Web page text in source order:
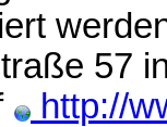
57
http://